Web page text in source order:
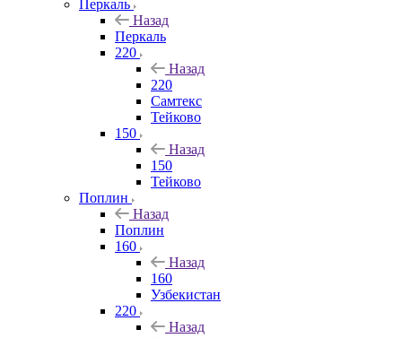
Перкаль
Назад
Перкаль
220
Назад
220
Самтекс
Тейково
150
Назад
150
Тейково
Поплин
Назад
Поплин
160
Назад
160
Узбекистан
220
Назад